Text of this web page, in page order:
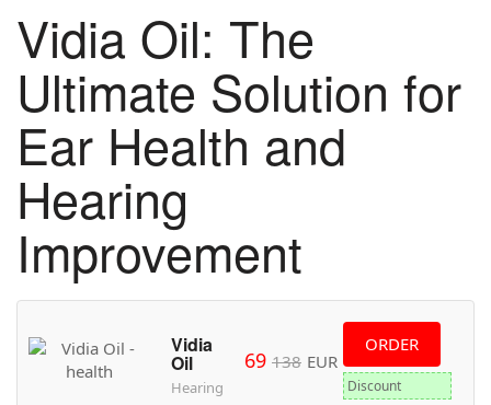
Vidia Oil: The
Ultimate Solution for
Ear Health and
Hearing
Improvement
Vidia
Oil
Hearing
69 138 EUR
ORDER
Discount